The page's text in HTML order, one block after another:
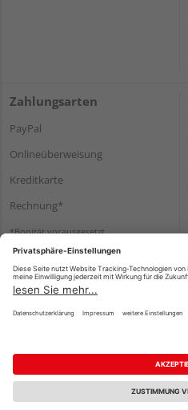
Zahlungsarten
PayPal
Onlineüberweisung
Kreditkarte
Rechnung*
*Bonität vorausgesetzt
Impressum Datenschutz
Barrierefreiheitserklärung